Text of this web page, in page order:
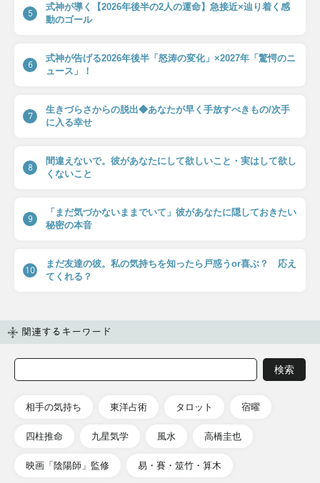
5
式神が導く【2026年後半の2人の運命】急接近×辿り着く感
動のゴール
6
式神が告げる2026年後半「怒涛の変化」×2027年「驚愕のニ
ュース」！
7
生きづらさからの脱出◆あなたが早く手放すべきもの/次手
に入る幸せ
8
間違えないで。彼があなたにして欲しいこと・実はして欲し
くないこと
9
「まだ気づかないままでいて」彼があなたに隠しておきたい
秘密の本音
10
まだ友達の彼。私の気持ちを知ったら戸惑うor喜ぶ？ 応え
てくれる？
関連するキーワード
相手の気持ち 東洋占術 タロット 宿曜
四柱推命 九星気学 風水 高橋圭也
映画「陰陽師」監修 易・賽・筮竹・算木